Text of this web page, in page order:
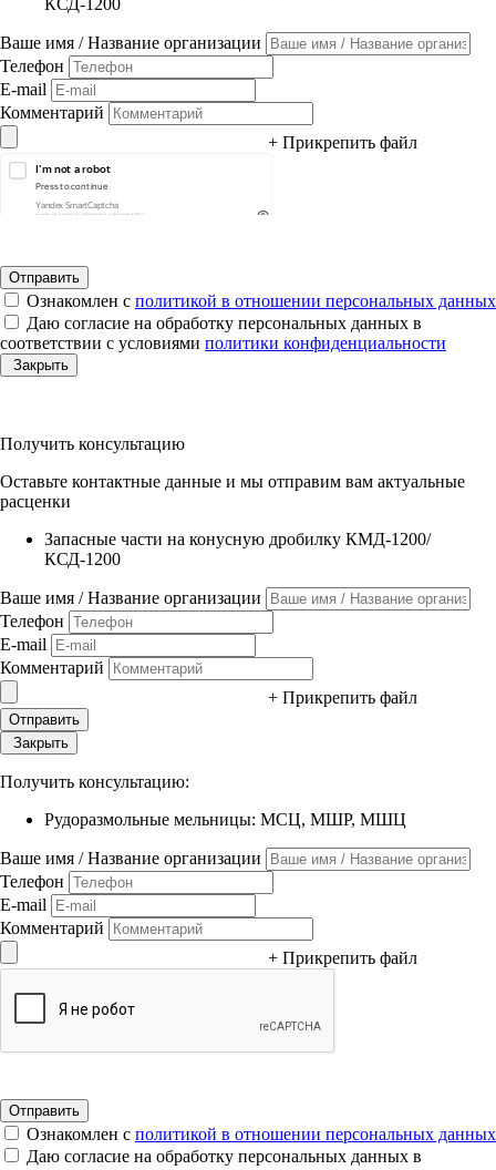
КСД-1200
Ваше имя / Название организации
Телефон
E-mail
Комментарий
+ Прикрепить файл
Ознакомлен с политикой в отношении персональных данных
Даю согласие на обработку персональных данных в
соответствии с условиями политики конфиденциальности
Закрыть
Получить консультацию
Оставьте контактные данные и мы отправим вам актуальные
расценки
Запасные части на конусную дробилку КМД-1200/
КСД-1200
Ваше имя / Название организации
Телефон
E-mail
Комментарий
+ Прикрепить файл
Закрыть
Получить консультацию:
Рудоразмольные мельницы: МСЦ, МШР, МШЦ
Ваше имя / Название организации
Телефон
E-mail
Комментарий
+ Прикрепить файл
Ознакомлен с политикой в отношении персональных данных
Даю согласие на обработку персональных данных в